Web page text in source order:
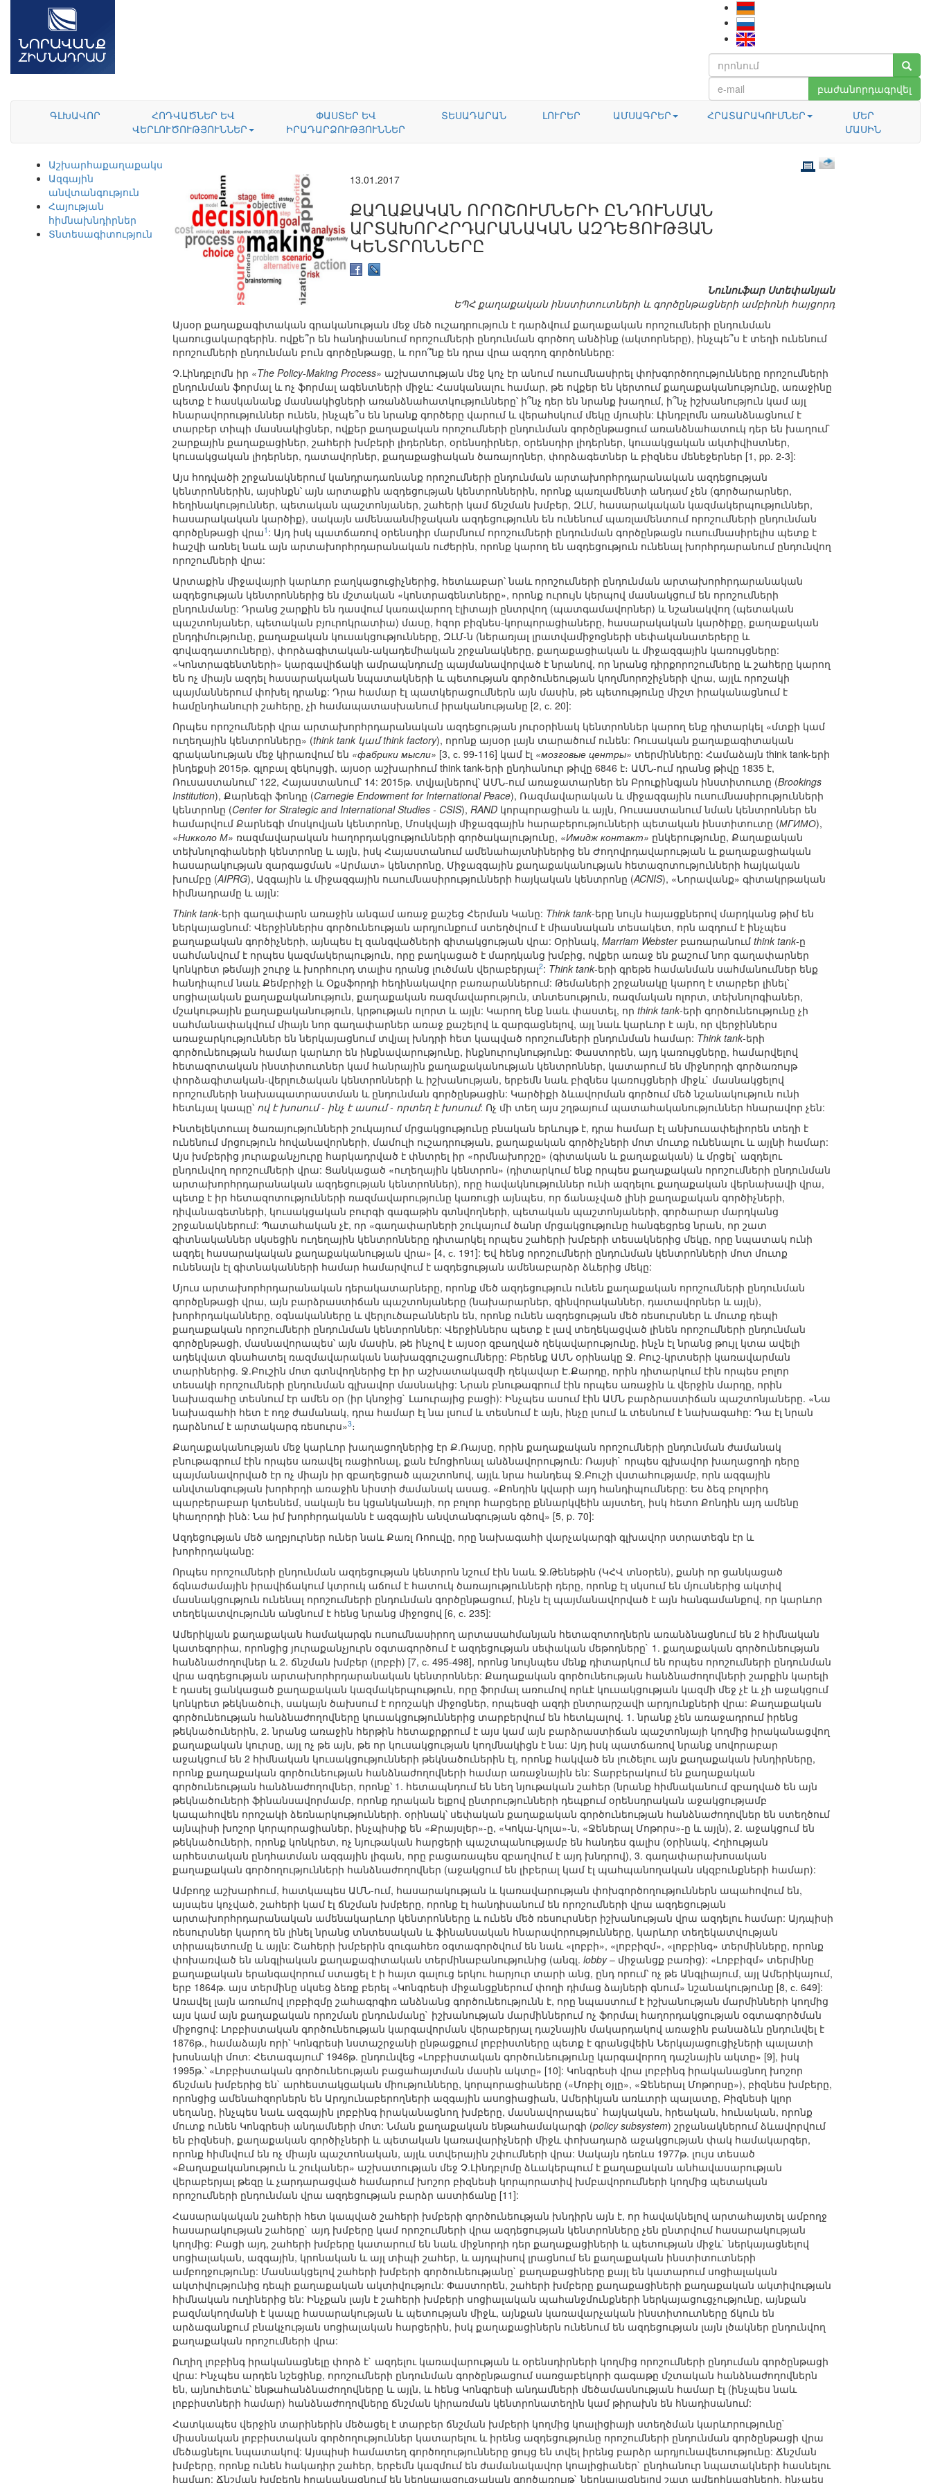
բաժանորդագրվել
ԳԼԽԱՎՈՐ
ՀՈԴՎԱԾՆԵՐ ԵՎ
ՎԵՐԼՈՒԾՈՒԹՅՈՒՆՆԵՐ
ՓԱՍՏԵՐ ԵՎ
ԻՐԱԴԱՐՁՈՒԹՅՈՒՆՆԵՐ
ՏԵՍԱԴԱՐԱՆ ԼՈՒՐԵՐ ԱՄՍԱԳՐԵՐ ՀՐԱՏԱՐԱԿՈՒՄՆԵՐ
ՄԵՐ
ՄԱՍԻՆ
Աշխարհաքաղաքականություն
Ազգային
անվտանգություն
Հայության
հիմնախնդիրներ
Տնտեսագիտություն
13.01.2017
ՔԱՂԱՔԱԿԱՆ ՈՐՈՇՈՒՄՆԵՐԻ ԸՆԴՈՒՆՄԱՆ
ԱՐՏԱԽՈՐՀՐԴԱՐԱՆԱԿԱՆ ԱԶԴԵՑՈՒԹՅԱՆ
ԿԵՆՏՐՈՆՆԵՐԸ
Նունուֆար Ստեփանյան
ԵՊՀ քաղաքական ինստիտուտների և գործընթացների ամբիոնի հայցորդ
Այսօր քաղաքագիտական գրականության մեջ մեծ ուշադրություն է դարձվում քաղաքական որոշումների ընդունման
կառուցակարգերին. ովքե՞ր են հանդիսանում որոշումների ընդունման գործող անձինք (ակտորները), ինչպե՞ս է տեղի ունենում
որոշումների ընդունման բուն գործընթացը, և որո՞նք են դրա վրա ազդող գործոնները:
Չ.Լինդբլոմն իր «The Policy-Making Process» աշխատության մեջ կոչ էր անում ուսումնասիրել փոխգործողությունները որոշումների
ընդունման ֆորմալ և ոչ ֆորմալ ագենտների միջև: Հասկանալու համար, թե ովքեր են կերտում քաղաքականությունը, առաջինը
պետք է հասկանանք մասնակիցների առանձնահատկությունները՝ ի՞նչ դեր են նրանք խաղում, ի՞նչ իշխանություն կամ այլ
հնարավորություններ ունեն, ինչպե՞ս են նրանք գործերը վարում և վերահսկում մեկը մյուսին: Լինդբլոմն առանձնացնում է
տարբեր տիպի մասնակիցներ, ովքեր քաղաքական որոշումների ընդունման գործընթացում առանձնահատուկ դեր են խաղում`
շարքային քաղաքացիներ, շահերի խմբերի լիդերներ, օրենսդիրներ, օրենսդիր լիդերներ, կուսակցական ակտիվիստներ,
կուսակցական լիդերներ, դատավորներ, քաղաքացիական ծառայողներ, փորձագետներ և բիզնես մենեջերներ [1, pp. 2-3]:
Այս հոդվածի շրջանակներում կանդրադառնանք որոշումների ընդունման արտախորհրդարանական ազդեցության
կենտրոններին, այսինքն՝ այն արտաքին ազդեցության կենտրոններին, որոնք պառլամենտի անդամ չեն (գործարարներ,
հեղինակություններ, պետական պաշտոնյաներ, շահերի կամ ճնշման խմբեր, ԶԼՄ, հասարակական կազմակերպություններ,
հասարակական կարծիք), սակայն ամենաանմիջական ազդեցությունն են ունենում պառլամենտում որոշումների ընդունման
գործընթացի վրա1 : Այդ իսկ պատճառով օրենսդիր մարմնում որոշումների ընդունման գործընթացն ուսումնասիրելիս պետք է
հաշվի առնել նաև այն արտախորհրդարանական ուժերին, որոնք կարող են ազդեցություն ունենալ խորհրդարանում ընդունվող
որոշումների վրա:
Արտաքին միջավայրի կարևոր բաղկացուցիչներից, հետևաբար՝ նաև որոշումների ընդունման արտախորհրդարանական
ազդեցության կենտրոններից են մշտական «կոնտրագենտները», որոնք ուրույն կերպով մասնակցում են որոշումների
ընդունմանը: Դրանց շարքին են դասվում կառավարող էլիտայի ընտրվող (պատգամավորներ) և նշանակվող (պետական
պաշտոնյաներ, պետական բյուրոկրատիա) մասը, հզոր բիզնես-կորպորացիաները, հասարակական կարծիքը, քաղաքական
ընդդիմությունը, քաղաքական կուսակցությունները, ԶԼՄ-ն (ներառյալ լրատվամիջոցների սեփականատերերը և
գովազդատուները), փորձագիտական-ակադեմիական շրջանակները, քաղաքացիական և միջազգային կառույցները:
«Կոնտրագենտների» կարգավիճակի ամրապնդումը պայմանավորված է նրանով, որ նրանց դիրքորոշումները և շահերը կարող
են ոչ միայն ազդել հասարակական նպատակների և պետության գործունեության կողմնորոշիչների վրա, այլև որոշակի
պայմաններում փոխել դրանք: Դրա համար էլ պատկերացումներն այն մասին, թե պետությունը միշտ իրականացնում է
համընդհանուրի շահերը, չի համապատասխանում իրականությանը [2, с. 20]:
Որպես որոշումների վրա արտախորհրդարանական ազդեցության յուրօրինակ կենտրոններ կարող ենք դիտարկել «մտքի կամ
ուղեղային կենտրոնները» (think tank կամ think factory), որոնք այսօր լայն տարածում ունեն: Ռուսական քաղաքագիտական
գրականության մեջ կիրառվում են «фабрики мысли» [3, с. 99-116] կամ էլ «мозговые центры» տերմինները: Համաձայն think tank-երի
ինդեքսի 2015թ. գլոբալ զեկույցի, այսօր աշխարհում think tank-երի ընդհանուր թիվը 6846 է։ ԱՄՆ-ում դրանց թիվը 1835 է,
Ռուսաստանում՝ 122, Հայաստանում՝ 14: 2015թ. տվյալներով՝ ԱՄՆ-ում առաջատարներ են Բրուքինգյան ինստիտուտը (Brookings
Institution), Քարնեգի ֆոնդը (Carnegie Endowment for International Peace), Ռազմավարական և միջազգային ուսումնասիրությունների
կենտրոնը (Center for Strategic and International Studies - CSIS), RAND կորպորացիան և այլն, Ռուսաստանում նման կենտրոններ են
համարվում Քարնեգի մոսկովյան կենտրոնը, Մոսկվայի միջազգային հարաբերությունների պետական ինստիտուտը (МГИМО),
«Никколо М» ռազմավարական հաղորդակցությունների գործակալությունը, «Имидж контакт» ընկերությունը, Քաղաքական
տեխնոլոգիաների կենտրոնը և այլն, իսկ Հայաստանում ամենահայտնիներից են Ժողովրդավարության և քաղաքացիական
հասարակության զարգացման «Արմատ» կենտրոնը, Միջազգային քաղաքականության հետազոտությունների հայկական
խումբը (AIPRG), Ազգային և միջազգային ուսումնասիրությունների հայկական կենտրոնը (ACNIS), «Նորավանք» գիտակրթական
հիմնադրամը և այլն:
Think tank-երի գաղափարն առաջին անգամ առաջ քաշեց Հերման Կանը: Think tank-երը նույն հայացքներով մարդկանց թիմ են
ներկայացնում: Վերջիններիս գործունեության արդյունքում ստեղծվում է միասնական տեսակետ, որն ազդում է ինչպես
քաղաքական գործիչների, այնպես էլ զանգվածների գիտակցության վրա: Օրինակ, Marriam Websterբառարանում think tank-ը
սահմանվում է որպես կազմակերպություն, որը բաղկացած է մարդկանց խմբից, ովքեր առաջ են քաշում նոր գաղափարներ
կոնկրետ թեմայի շուրջ և խորհուրդ տալիս դրանց լուծման վերաբերյալ2: Think tank-երի գրեթե համանման սահմանումներ ենք
հանդիպում նաև Քեմբրիջի և Օքսֆորդի հեղինակավոր բառարաններում: Թեմաների շրջանակը կարող է տարբեր լինել՝
սոցիալական քաղաքականություն, քաղաքական ռազմավարություն, տնտեսություն, ռազմական ոլորտ, տեխնոլոգիաներ,
մշակութային քաղաքականություն, կրթության ոլորտ և այլն: Կարող ենք նաև փաստել, որ think tank-երի գործունեությունը չի
սահմանափակվում միայն նոր գաղափարներ առաջ քաշելով և զարգացնելով, այլ նաև կարևոր է այն, որ վերջիններս
առաջարկություններ են ներկայացնում տվյալ խնդրի հետ կապված որոշումների ընդունման համար: Think tank-երի
գործունեության համար կարևոր են ինքնավարությունը, ինքնուրույնությունը: Փաստորեն, այդ կառույցները, համարվելով
հետազոտական ինստիտուտներ կամ հանրային քաղաքականության կենտրոններ, կատարում են միջնորդի գործառույթ
փորձագիտական-վերլուծական կենտրոնների և իշխանության, երբեմն նաև բիզնես կառույցների միջև` մասնակցելով
որոշումների նախապատրաստման և ընդունման գործընթացին: Կարծիքի ձևավորման գործում մեծ նշանակություն ունի
հետևյալ կապը՝ ով է խոսում - ինչ է ասում - որտեղ է խոսում: Ոչ մի տեղ այս շղթայում պատահականություններ հնարավոր չեն:
Ինտելեկտուալ ծառայությունների շուկայում մրցակցությունը բնական երևույթ է, դրա համար էլ անխուսափելիորեն տեղի է
ունենում մրցություն հովանավորների, մամուլի ուշադրության, քաղաքական գործիչների մոտ մուտք ունենալու և այլնի համար:
Այս խմբերից յուրաքանչյուրը հարկադրված է փնտրել իր «որմնախորշը» (գիտական և քաղաքական) և մրցել` ազդելու
ընդունվող որոշումների վրա: Ցանկացած «ուղեղային կենտրոն» (դիտարկում ենք որպես քաղաքական որոշումների ընդունման
արտախորհրդարանական ազդեցության կենտրոններ), որը հավակնություններ ունի ազդելու քաղաքական վերնախավի վրա,
պետք է իր հետազոտությունների ռազմավարությունը կառուցի այնպես, որ ճանաչված լինի քաղաքական գործիչների,
դիվանագետների, կուսակցական բուրգի գագաթին գտնվողների, պետական պաշտոնյաների, գործարար մարդկանց
շրջանակներում: Պատահական չէ, որ «գաղափարների շուկայում ծանր մրցակցությունը հանգեցրեց նրան, որ շատ
գիտնականներ սկսեցին ուղեղային կենտրոնները դիտարկել որպես շահերի խմբերի տեսակներից մեկը, որը նպատակ ունի
ազդել հասարակական քաղաքականության վրա» [4, с. 191]: Եվ հենց որոշումների ընդունման կենտրոնների մոտ մուտք
ունենալն էլ գիտնականների համար համարվում է ազդեցության ամենաբարձր ձևերից մեկը:
Մյուս արտախորհրդարանական դերակատարները, որոնք մեծ ազդեցություն ունեն քաղաքական որոշումների ընդունման
գործընթացի վրա, այն բարձրաստիճան պաշտոնյաները (նախարարներ, զինվորականներ, դատավորներ և այլն),
խորհրդականները, օգնականները և վերլուծաբաններն են, որոնք ունեն ազդեցության մեծ ռեսուրսներ և մուտք դեպի
քաղաքական որոշումների ընդունման կենտրոններ: Վերջիններս պետք է լավ տեղեկացված լինեն որոշումների ընդունման
գործընթացի, մասնավորապես՝ այն մասին, թե ինչով է այսօր զբաղված ղեկավարությունը, ինչն էլ նրանց թույլ կտա ավելի
ադեկվատ գնահատել ռազմավարական նախազգուշացումները: Բերենք ԱՄՆ օրինակը Ջ. Բուշ-կրտսերի կառավարման
տարիներից. Ջ.Բուշին մոտ գտնվողներից էր իր աշխատակազմի ղեկավար Է.Քարդը, որին դիտարկում էին որպես բոլոր
տեսակի որոշումների ընդունման գլխավոր մասնակից: Նրան բնութագրում էին որպես առաջին և վերջին մարդը, որին
նախագահը տեսնում էր ամեն օր (իր կնոջից` Լաուրայից բացի): Ինչպես ասում էին ԱՄՆ բարձրաստիճան պաշտոնյաները. «Նա
նախագահի հետ է ողջ ժամանակ, դրա համար էլ նա լսում և տեսնում է այն, ինչը լսում և տեսնում է նախագահը: Դա էլ նրան
դարձնում է արտակարգ ռեսուրս»3։
Քաղաքականության մեջ կարևոր խաղացողներից էր Ք.Ռայսը, որին քաղաքական որոշումների ընդունման ժամանակ
բնութագրում էին որպես առավել ռացիոնալ, քան էմոցիոնալ անձնավորություն: Ռայսի` որպես գլխավոր խաղացողի դերը
պայմանավորված էր ոչ միայն իր զբաղեցրած պաշտոնով, այլև նրա հանդեպ Ջ.Բուշի վստահությամբ, որն ազգային
անվտանգության խորհրդի առաջին նիստի ժամանակ ասաց. «Քոնդին կվարի այդ հանդիպումները: Ես ձեզ բոլորիդ
պարբերաբար կտեսնեմ, սակայն ես կցանկանայի, որ բոլոր հարցերը քննարկվեին այստեղ, իսկ հետո Քոնդին այդ ամենը
կհաղորդի ինձ: Նա իմ խորհրդականն է ազգային անվտանգության գծով» [5, p. 70]:
Ազդեցության մեծ աղբյուրներ ուներ նաև Քառլ Ռոուվը, որը նախագահի վարչակարգի գլխավոր ստրատեգն էր և
խորհրդականը:
Որպես որոշումների ընդունման ազդեցության կենտրոն նշում էին նաև Ջ.Թենեթին (ԿՀՎ տնօրեն), քանի որ ցանկացած
ճգնաժամային իրավիճակում կտրուկ աճում է հատուկ ծառայությունների դերը, որոնք էլ սկսում են մյուսներից ակտիվ
մասնակցություն ունենալ որոշումների ընդունման գործընթացում, ինչն էլ պայմանավորված է այն հանգամանքով, որ կարևոր
տեղեկատվությունն անցնում է հենց նրանց միջոցով [6, с. 235]:
Ամերիկյան քաղաքական համակարգն ուսումնասիրող արտասահմանյան հետազոտողներն առանձնացնում են 2 հիմնական
կատեգորիա, որոնցից յուրաքանչյուրն օգտագործում է ազդեցության սեփական մեթոդները` 1. քաղաքական գործունեության
հանձնաժողովներ և 2. ճնշման խմբեր (լոբբի) [7, с. 495-498], որոնց նույնպես մենք դիտարկում են որպես որոշումների ընդունման
վրա ազդեցության արտախորհրդարանական կենտրոններ: Քաղաքական գործունեության հանձնաժողովների շարքին կարելի
է դասել ցանկացած քաղաքական կազմակերպություն, որը ֆորմալ առումով որևէ կուսակցության կազմի մեջ չէ և չի աջակցում
կոնկրետ թեկնածուի, սակայն ծախսում է որոշակի միջոցներ, որպեսզի ազդի ընտրարշավի արդյունքների վրա: Քաղաքական
գործունեության հանձնաժողովները կուսակցություններից տարբերվում են հետևյալով. 1. նրանք չեն առաջադրում իրենց
թեկնածուներին, 2. նրանց առաջին հերթին հետաքրքրում է այս կամ այն բարձրաստիճան պաշտոնյայի կողմից իրականացվող
քաղաքական կուրսը, այլ ոչ թե այն, թե որ կուսակցության կողմնակիցն է նա: Այդ իսկ պատճառով նրանք սովորաբար
աջակցում են 2 հիմնական կուսակցությունների թեկնածուներին էլ, որոնք հակված են լուծելու այն քաղաքական խնդիրները,
որոնք քաղաքական գործունեության հանձնաժողովների համար առաջնային են: Տարբերակում են քաղաքական
գործունեության հանձնաժողովներ, որոնք՝ 1. հետապնդում են նեղ նյութական շահեր (նրանք հիմնականում զբաղված են այն
թեկնածուների ֆինանսավորմամբ, որոնք դրական ելքով ընտրությունների դեպքում օրենսդրական աջակցությամբ
կապահովեն որոշակի ձեռնարկությունների. օրինակ՝ սեփական քաղաքական գործունեության հանձնաժողովներ են ստեղծում
այնպիսի խոշոր կորպորացիաներ, ինչպիսիք են «Քրայսլեր»-ը, «Կոկա-կոլա»-ն, «Ջեներալ Մոթորս»-ը և այլն), 2. աջակցում են
թեկնածուների, որոնք կոնկրետ, ոչ նյութական հարցերի պաշտպանությամբ են հանդես գալիս (օրինակ, Հղիության
արհեստական ընդհատման ազգային լիգան, որը բացառապես զբաղվում է այդ խնդրով), 3. գաղափարախոսական
քաղաքական գործողությունների հանձնաժողովներ (աջակցում են լիբերալ կամ էլ պահպանողական սկզբունքների համար):
Ամբողջ աշխարհում, հատկապես ԱՄՆ-ում, հասարակության և կառավարության փոխգործողություններն ապահովում են,
այսպես կոչված, շահերի կամ էլ ճնշման խմբերը, որոնք էլ հանդիսանում են որոշումների վրա ազդեցության
արտախորհրդարանական ամենակարևոր կենտրոնները և ունեն մեծ ռեսուրսներ իշխանության վրա ազդելու համար: Այդպիսի
ռեսուրսներ կարող են լինել նրանց տնտեսական և ֆինանսական հնարավորությունները, կարևոր տեղեկատվության
տիրապետումը և այլն: Շահերի խմբերին զուգահեռ օգտագործվում են նաև «լոբբի», «լոբբիզմ», «լոբբինգ» տերմինները, որոնք
փոխառված են անգլիական քաղաքագիտական տերմինաբանությունից (անգլ. lobby– միջանցք բառից): «Լոբբիզմ» տերմինը
քաղաքական երանգավորում ստացել է ի հայտ գալուց երկու հարյուր տարի անց, ընդ որում՝ ոչ թե Անգլիայում, այլ Ամերիկայում,
երբ 1864թ. այս տերմինը սկսեց ձեռք բերել «Կոնգրեսի միջանցքներում փողի դիմաց ձայների գնում» նշանակությունը [8, с. 649]:
Առավել լայն առումով լոբբիզմը շահագրգիռ անձնանց գործունեությունն է, որը նպաստում է իշխանության մարմինների կողմից
այս կամ այն քաղաքական որոշման ընդունմանը` իշխանության մարմիններում ոչ ֆորմալ հաղորդակցության օգտագործման
միջոցով: Լոբբիստական գործունեության կարգավորման վերաբերյալ դաշնային մակարդակով առաջին բանաձևն ընդունվել է
1876թ., համաձայն որի՝ Կոնգրեսի նստաշրջանի ընթացքում լոբբիստները պետք է գրանցվեին Ներկայացուցիչների պալատի
խոսնակի մոտ: Հետագայում՝ 1946թ. ընդունվեց «Լոբբիստական գործունեությունը կարգավորող դաշնային ակտը» [9], իսկ
1995թ.՝ «Լոբբիստական գործունեության բացահայտման մասին ակտը» [10]: Կոնգրեսի վրա լոբբինգ իրականացնող խոշոր
ճնշման խմբերից են` արհեստակցական միությունները, կորպորացիաները («Մոբիլ օյլը», «Ջեներալ Մոթորսը»), բիզնես խմբերը,
որոնցից ամենահզորներն են Արդյունաբերողների ազգային ասոցիացիան, Ամերիկյան առևտրի պալատը, Բիզնեսի կլոր
սեղանը, ինչպես նաև ազգային լոբբինգ իրականացնող խմբերը, մասնավորապես` հայկական, հրեական, հունական, որոնք
մուտք ունեն Կոնգրեսի անդամների մոտ: Նման քաղաքական ենթահամակարգի (policy subsystem) շրջանակներում ձևավորվում
են բիզնեսի, քաղաքական գործիչների և պետական կառավարիչների միջև փոխադարձ աջակցության փակ համակարգեր,
որոնք հիմնվում են ոչ միայն պաշտոնական, այլև ստվերային շփումների վրա: Սակայն դեռևս 1977թ. լույս տեսած
«Քաղաքականություն և շուկաներ» աշխատության մեջ Չ.Լինդբլոմը ձևակերպում է քաղաքական անհավասարության
վերաբերյալ թեզը և չարդարացված համարում խոշոր բիզնեսի կորպորատիվ խմբավորումների կողմից պետական
որոշումների ընդունման վրա ազդեցության բարձր աստիճանը [11]:
Հասարակական շահերի հետ կապված շահերի խմբերի գործունեության խնդիրն այն է, որ հավակնելով արտահայտել ամբողջ
հասարակության շահերը` այդ խմբերը կամ որոշումների վրա ազդեցության կենտրոնները չեն ընտրվում հասարակության
կողմից: Բացի այդ, շահերի խմբերը կատարում են նաև միջնորդի դեր քաղաքացիների և պետության միջև` ներկայացնելով
սոցիալական, ազգային, կրոնական և այլ տիպի շահեր, և այդպիսով լրացնում են քաղաքական ինստիտուտների
ամբողջությունը: Մասնակցելով շահերի խմբերի գործունեությանը` քաղաքացիները քայլ են կատարում սոցիալական
ակտիվությունից դեպի քաղաքական ակտիվություն: Փաստորեն, շահերի խմբերը քաղաքացիների քաղաքական ակտիվության
հիմնական ուղիներից են: Ինչքան լայն է շահերի խմբերի սոցիալական պահանջմունքների ներկայացուցչությունը, այնքան
բազմակողմանի է կապը հասարակության և պետության միջև, այնքան կառավարչական ինստիտուտները ճկուն են
արձագանքում բնակչության սոցիալական հարցերին, իսկ քաղաքացիներն ունենում են ազդեցության լայն լծակներ ընդունվող
քաղաքական որոշումների վրա:
Ուղիղ լոբբինգ իրականացնելը փորձ է` ազդելու կառավարության և օրենսդիրների կողմից որոշումների ընդուման գործընթացի
վրա: Ինչպես արդեն նշեցինք, որոշումների ընդունման գործընթացում սառցաբեկորի գագաթը մշտական հանձնաժողովներն
են, այնուհետև՝ ենթահանձնաժողովները և այլն, և հենց Կոնգրեսի անդամների մեծամասնության համար էլ (ինչպես նաև
լոբբիստների համար) հանձնաժողովները ճնշման կիրառման կենտրոնատեղին կամ թիրախն են հնադիսանում:
Հատկապես վերջին տարիներին մեծացել է տարբեր ճնշման խմբերի կողմից կոալիցիայի ստեղծման կարևորությունը`
միասնական լոբբիստական գործողություններ կատարելու և իրենց ազդեցությունը որոշումների ընդունման գործընթացի վրա
մեծացնելու նպատակով: Այսպիսի համատեղ գործողությունները ցույց են տվել իրենց բարձր արդյունավետությունը: Ճնշման
խմբերը, որոնք ունեն հակադիր շահեր, երբեմն կազմում են ժամանակավոր կոալիցիաներ` ընդհանուր նպատակների հասնելու
համար: Ճնշման խմբերն իրականացնում են ներկայացուցչական գործառույթ` ներկայացնելով շատ ամերիկացիների, ինչպես